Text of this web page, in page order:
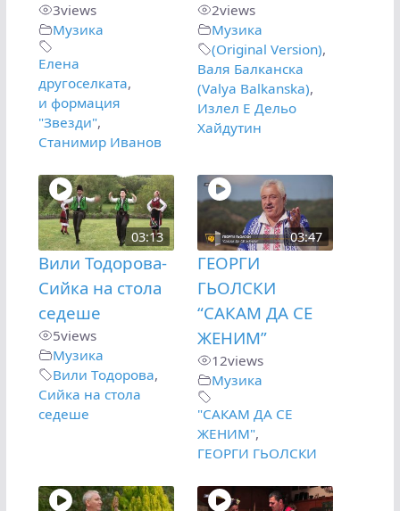
3views
Музика
Елена
другоселката,
и формация
"Звезди",
Станимир Иванов
2views
Музика
(Original Version),
Валя Балканска
(Valya Balkanska),
Излел Е Дельо
Хайдутин
03:13
Вили Тодорова-
Сийка на стола
седеше
5views
Музика
Вили Тодорова,
Сийка на стола
седеше
03:47
ГЕОРГИ
ГЬОЛСКИ
“САКАМ ДА СЕ
ЖЕНИМ”
12views
Музика
"САКАМ ДА СЕ
ЖЕНИМ",
ГЕОРГИ ГЬОЛСКИ